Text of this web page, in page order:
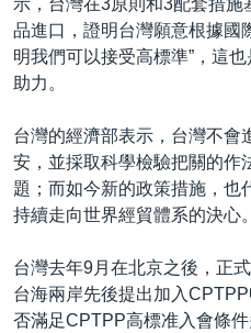
品進口，證明台灣願意根據國
明我們可以接受高標準”，這
助力。
台灣的經濟部表示，台灣不會
安，並採取科學檢驗把關的作
題；而如今新的政策措施，也
持續走向世界經貿體系的決心。
台灣去年9月在北京之後，正
台海兩岸先後提出加入
否滿足CPTPP高標准入會條